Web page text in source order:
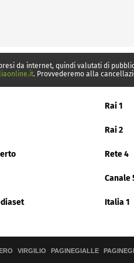
da internet, quindi valutati di
. Provvederemo alla
Rai 1
Rai 2
Rete 4
Canale
Italia 1
VIRGILIO PAGINEGIALLE